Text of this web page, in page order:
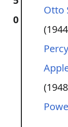
0
Otto